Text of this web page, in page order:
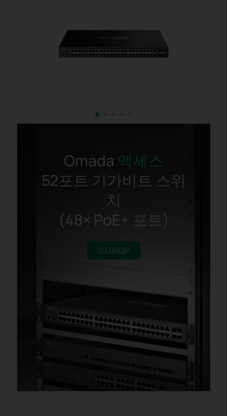
Omada 액세스
52포트 기가비트 스위
치
(48× PoE+ 포트)
SG3452P